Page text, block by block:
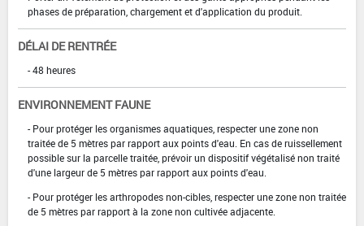
phases de préparation, chargement et d'application du produit.
DÉLAI DE RENTRÉE
- 48 heures
ENVIRONNEMENT FAUNE
- Pour protéger les organismes aquatiques, respecter une zone non
traitée de 5 mètres par rapport aux points d'eau. En cas de ruissellement
possible sur la parcelle traitée, prévoir un dispositif végétalisé non traité
d'une largeur de 5 mètres par rapport aux points d'eau.
- Pour protéger les arthropodes non-cibles, respecter une zone non traitée
de 5 mètres par rapport à la zone non cultivée adjacente.